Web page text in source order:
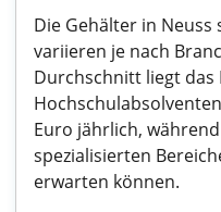
Die Gehälter in
variieren je nach
Durchschnitt liegt das
Euro jährlich,
spezialisierten
erwarten können.